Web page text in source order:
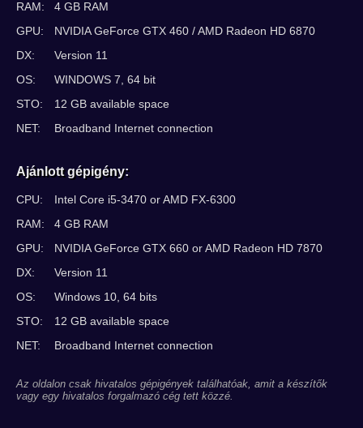
RAM:
4 GB RAM
GPU:
NVIDIA GeForce GTX 460 / AMD Radeon HD 6870
DX:
Version 11
OS:
WINDOWS 7, 64 bit
STO:
12 GB available space
NET:
Broadband Internet connection
Ajánlott gépigény:
CPU:
Intel Core i5-3470 or AMD FX-6300
RAM:
4 GB RAM
GPU:
NVIDIA GeForce GTX 660 or AMD Radeon HD 7870
DX:
Version 11
OS:
Windows 10, 64 bits
STO:
12 GB available space
NET:
Broadband Internet connection
Az oldalon csak hivatalos gépigények találhatóak, amit a készítők
vagy egy hivatalos forgalmazó cég tett közzé.